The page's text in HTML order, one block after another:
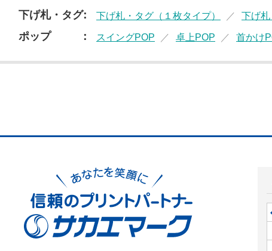
下げ札・タグ 下げ札・タグ（１枚タイプ） 下げ札
ポップ スイングPOP 卓上POP 首かけ